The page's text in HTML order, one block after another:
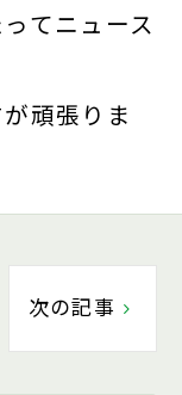
てニュース
頑張りま
次の記事